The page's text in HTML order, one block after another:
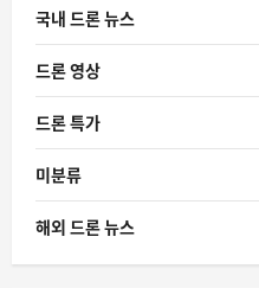
국내 드론 뉴스
드론 영상
드론 특가
미분류
해외 드론 뉴스